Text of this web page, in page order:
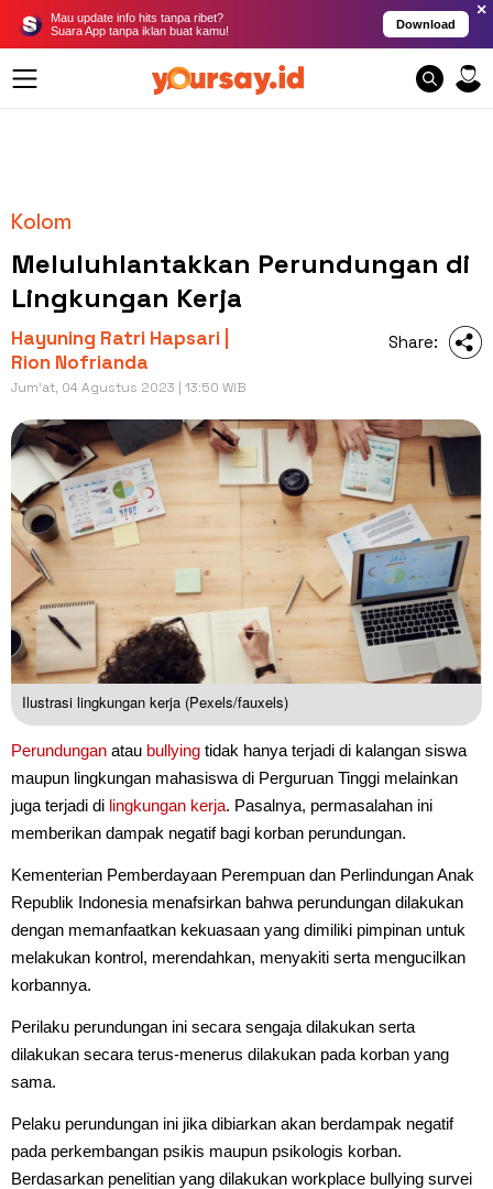
Mau update info hits tanpa ribet?
Suara App tanpa iklan buat kamu!
Download
×
Kolom
Meluluhlantakkan Perundungan di
Lingkungan Kerja
Hayuning Ratri Hapsari |
Rion Nofrianda
Jum'at, 04 Agustus 2023 | 13:50 WIB
Share:
Ilustrasi lingkungan kerja (Pexels/fauxels)
Perundungan atau bullying tidak hanya terjadi di kalangan siswa
maupun lingkungan mahasiswa di Perguruan Tinggi melainkan
juga terjadi di lingkungan kerja. Pasalnya, permasalahan ini
memberikan dampak negatif bagi korban perundungan.
Kementerian Pemberdayaan Perempuan dan Perlindungan Anak
Republik Indonesia menafsirkan bahwa perundungan dilakukan
dengan memanfaatkan kekuasaan yang dimiliki pimpinan untuk
melakukan kontrol, merendahkan, menyakiti serta mengucilkan
korbannya.
Perilaku perundungan ini secara sengaja dilakukan serta
dilakukan secara terus-menerus dilakukan pada korban yang
sama.
Pelaku perundungan ini jika dibiarkan akan berdampak negatif
pada perkembangan psikis maupun psikologis korban.
Berdasarkan penelitian yang dilakukan workplace bullying survei